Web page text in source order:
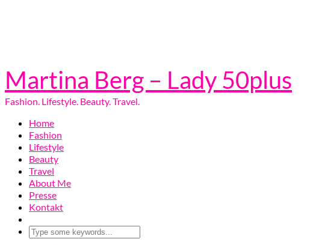
Martina Berg – Lady 50plus
Fashion. Lifestyle. Beauty. Travel.
Home
Fashion
Lifestyle
Beauty
Travel
About Me
Presse
Kontakt